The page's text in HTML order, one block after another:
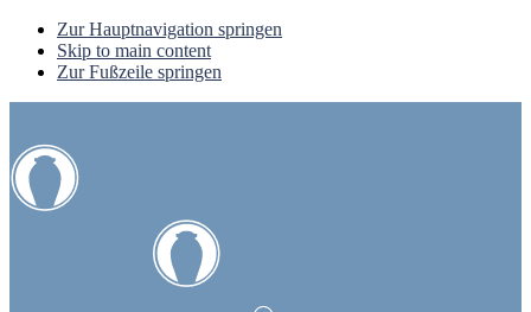
Zur Hauptnavigation springen
Skip to main content
Zur Fußzeile springen